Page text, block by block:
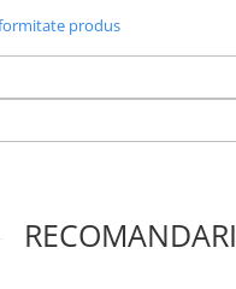
Cartiprodus
RECOMANDARI